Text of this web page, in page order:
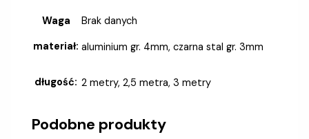
Waga
Brak danych
materiał: aluminium gr. 4mm, czarna stal gr. 3mm
długość: 2 metry, 2,5 metra, 3 metry
Podobne produkty